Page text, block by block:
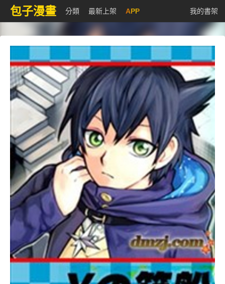
包子漫畫 分類 最新上架 APP 我的書架